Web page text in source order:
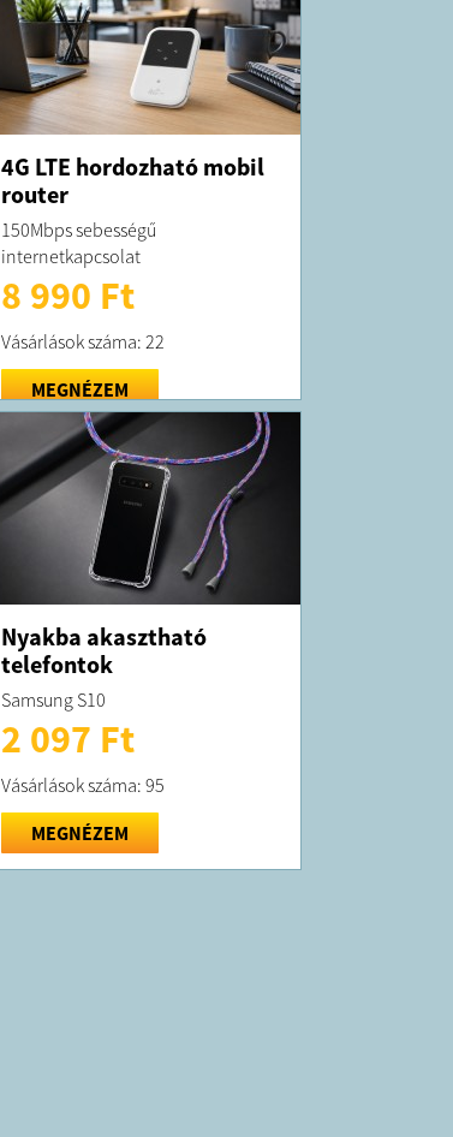
4G LTE hordozható mobil
router
150Mbps sebességű
internetkapcsolat
8 990 Ft
Vásárlások száma: 22
MEGNÉZEM
Nyakba akasztható
telefontok
Samsung S10
2 097 Ft
Vásárlások száma: 95
MEGNÉZEM